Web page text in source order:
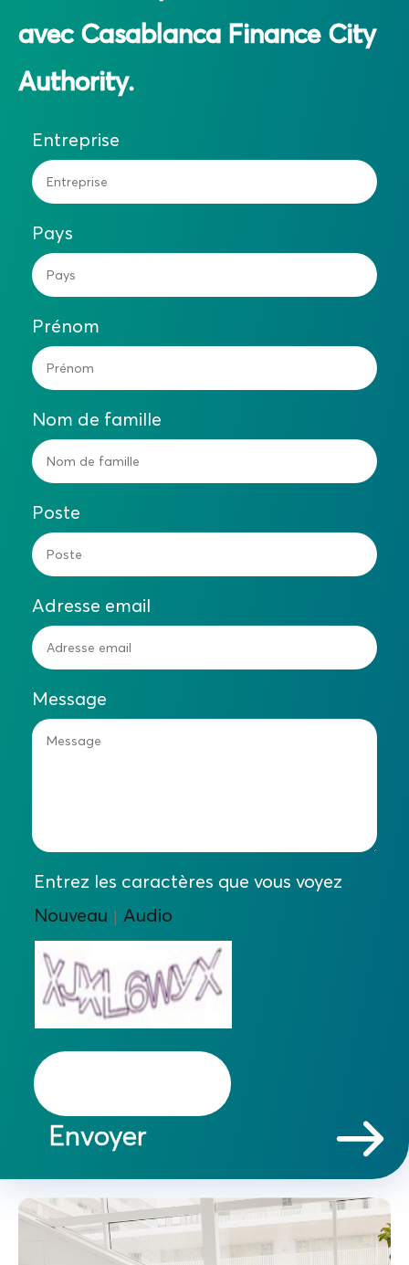
avec Casablanca Finance City
Authority.
Entreprise
Pays
Prénom
Nom de famille
Poste
Adresse email
Message
Entrez les caractères que vous voyez
Nouveau | Audio
Envoyer